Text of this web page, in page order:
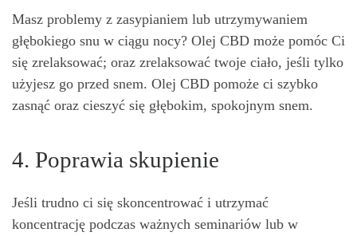
Masz problemy z zasypianiem lub utrzymywaniem
głębokiego snu w ciągu nocy? Olej CBD może pomóc Ci
się zrelaksować; oraz zrelaksować twoje ciało, jeśli tylko
użyjesz go przed snem. Olej CBD pomoże ci szybko
zasnąć oraz cieszyć się głębokim, spokojnym snem.
4. Poprawia skupienie
Jeśli trudno ci się skoncentrować i utrzymać
koncentrację podczas ważnych seminariów lub w